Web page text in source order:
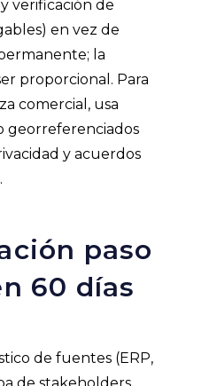
verificación de
en vez de
la
proporcional. Para
comercial, usa
georreferenciados
y acuerdos
paso
60 días
de fuentes (ERP,